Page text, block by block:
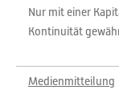
Nur mit einer
Kontinuität
Medienmitteilung